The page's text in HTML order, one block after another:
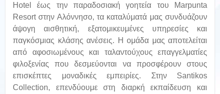
Hotel έως την παραδοσιακή γοητεία του Marpunta
Resort στην Αλόννησο, τα καταλύματά μας συνδυάζουν
άψογη αισθητική, εξατομικευμένες υπηρεσίες και
παγκόσμιας κλάσης ανέσεις. Η ομάδα μας αποτελείται
από αφοσιωμένους και ταλαντούχους επαγγελματίες
φιλοξενίας που δεσμεύονται να προσφέρουν στους
επισκέπτες μοναδικές εμπειρίες. Στην Santikos
Collection, επενδύουμε στη διαρκή εκπαίδευση και